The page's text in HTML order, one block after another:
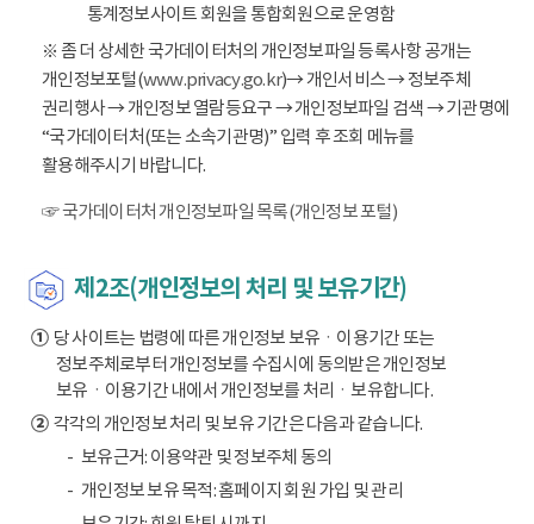
통계정보사이트 회원을 통합회원으로 운영함
※ 좀 더 상세한 국가데이터처의 개인정보파일 등록사항 공개는
개인정보포털(www.privacy.go.kr)→ 개인서비스 → 정보주체
권리행사 → 개인정보 열람등요구 → 개인정보파일 검색 → 기관명에
“국가데이터처(또는 소속기관명)” 입력 후 조회 메뉴를
활용해주시기 바랍니다.
☞ 국가데이터처 개인정보파일 목록(개인정보 포털)
제2조(개인정보의 처리 및 보유기간)
①당 사이트는 법령에 따른 개인정보 보유ㆍ이용기간 또는
정보주체로부터 개인정보를 수집시에 동의받은 개인정보
보유ㆍ이용기간 내에서 개인정보를 처리ㆍ보유합니다.
②각각의 개인정보 처리 및 보유 기간은 다음과 같습니다.
보유근거: 이용약관 및 정보주체 동의
개인정보 보유 목적: 홈페이지 회원 가입 및 관리